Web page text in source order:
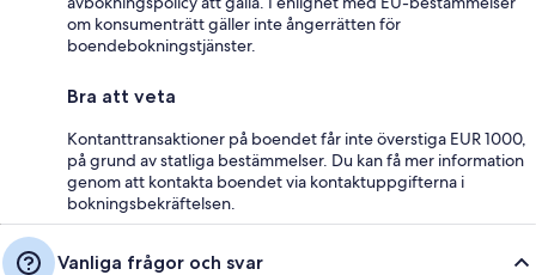
om konsumenträtt gäller inte ångerrätten för
boendebokningstjänster.
Bra att veta
Kontanttransaktioner på boendet får inte överstiga EUR 1000,
på grund av statliga bestämmelser. Du kan få mer information
genom att kontakta boendet via kontaktuppgifterna i
bokningsbekräftelsen.
Vanliga frågor och svar